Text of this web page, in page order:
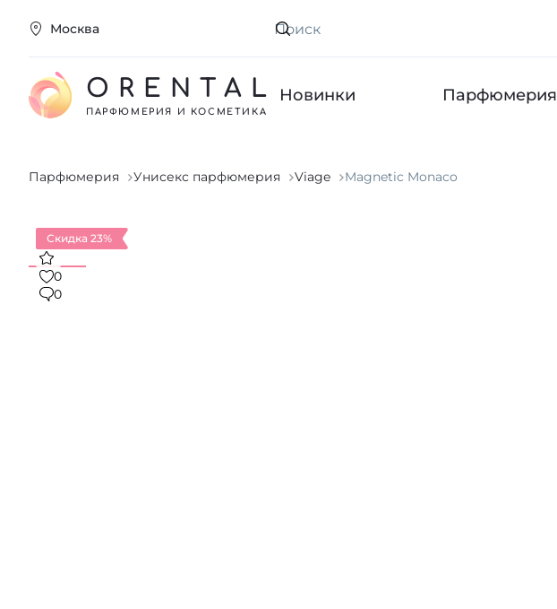
Москва Искать
ORENTAL
ПАРФЮМЕРИЯ И КОСМЕТИКА
Новинки Парфюмерия
Парфюмерия Унисекс парфюмерия Viage Magnetic Monaco
Скидка 23%
0
0